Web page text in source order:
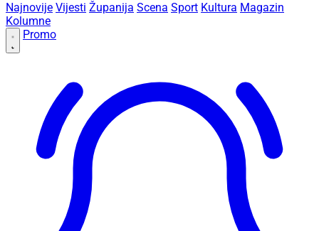
Najnovije Vijesti Županija Scena Sport Kultura Magazin
Kolumne
Promo